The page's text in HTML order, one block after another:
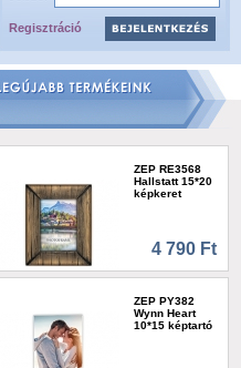
Regisztráció
ZEP RE3568
Hallstatt 15*20
képkeret
4 790 Ft
ZEP PY382
Wynn Heart
10*15 képtartó